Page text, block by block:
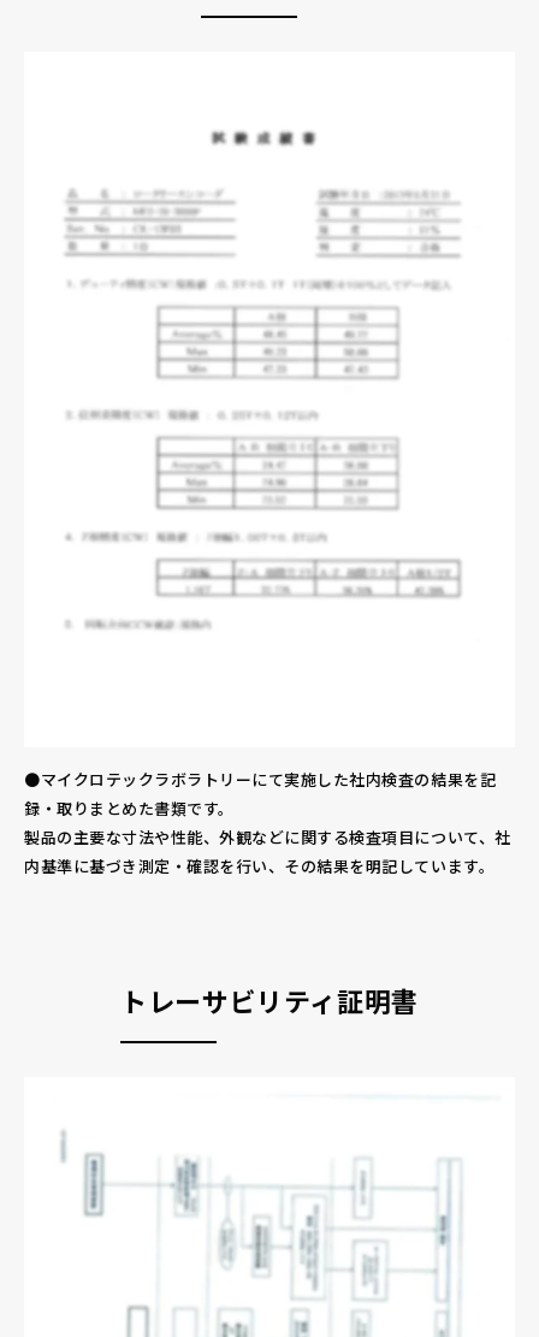
●マイクロテックラボラトリーにて実施した社内検査の結果を記
録・取りまとめた書類です。
製品の主要な寸法や性能、外観などに関する検査項目について、社
内基準に基づき測定・確認を行い、その結果を明記しています。
トレーサビリティ証明書